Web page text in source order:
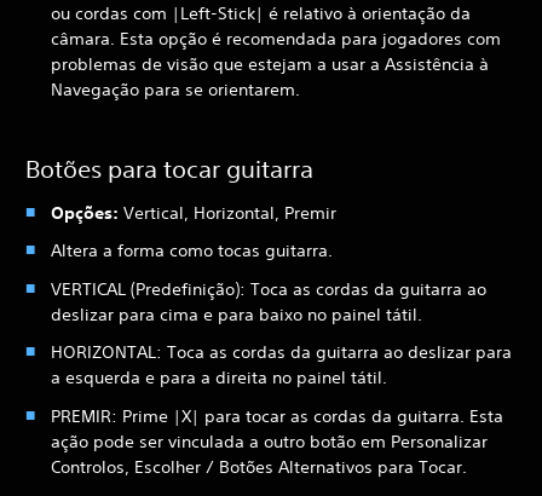
ou cordas com |Left-Stick| é relativo à orientação da
câmara. Esta opção é recomendada para jogadores com
problemas de visão que estejam a usar a Assistência à
Navegação para se orientarem.
Botões para tocar guitarra
Opções: Vertical, Horizontal, Premir
Altera a forma como tocas guitarra.
VERTICAL (Predefinição): Toca as cordas da guitarra ao
deslizar para cima e para baixo no painel tátil.
HORIZONTAL: Toca as cordas da guitarra ao deslizar para
a esquerda e para a direita no painel tátil.
PREMIR: Prime |X| para tocar as cordas da guitarra. Esta
ação pode ser vinculada a outro botão em Personalizar
Controlos, Escolher / Botões Alternativos para Tocar.